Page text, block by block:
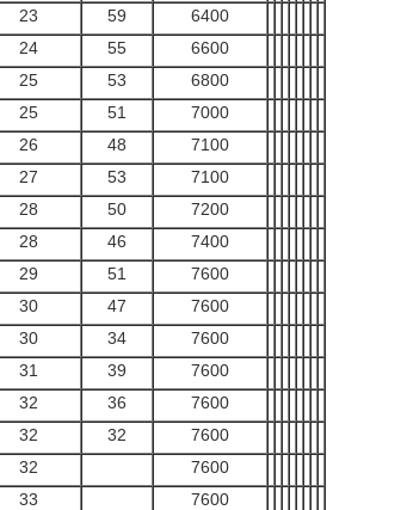
23 59
6400
24 55
6600
25 53
6800
25 51
7000
26 48
7100
27 53
7100
28 50
7200
28 46
7400
29 51
7600
30 47
7600
30 34
7600
31 39
7600
32 36
7600
32 32
7600
32
7600
33
7600